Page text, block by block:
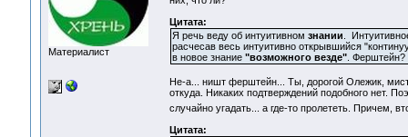
Материалист
Цитата:
Я речь веду об интуитивном знании .
расчесав весь интуитивно открывшийся
в новое знание "возможного везде". Ферштейн?
Не-а... ништ ферштейн... Ты, дорогой Олежик,
откуда. Никаких подтверждений подобного нет.
случайно угадать... а где-то пролететь. Причем,
Цитата: